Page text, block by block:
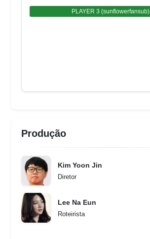
PLAYER 3 (sunflowerfansub)
Produção
Kim Yoon Jin
Diretor
Lee Na Eun
Roteirista